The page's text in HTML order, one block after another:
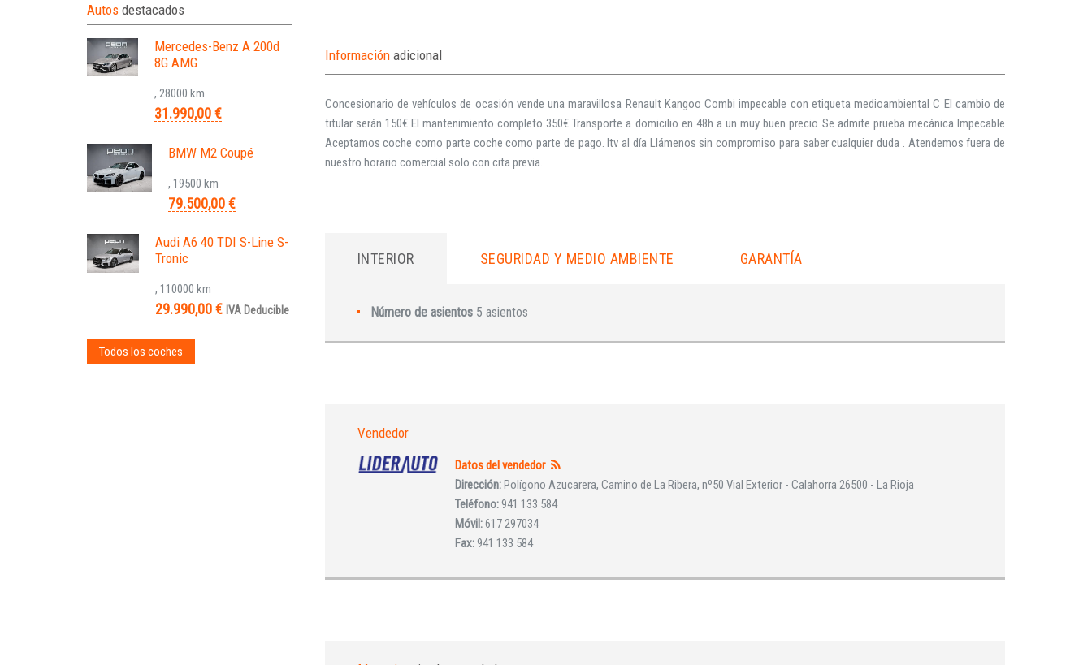
INICIAR SESIÓN
Información adicional
Concesionario de vehículos de ocasión vende una maravillosa Renault Kangoo Combi impecable con etiqueta medioambiental C El cambio de
titular serán 150€ El mantenimiento completo 350€ Transporte a domicilio en 48h a un muy buen precio Se admite prueba mecánica Impecable
Aceptamos coche como parte coche como parte de pago. Itv al día Llámenos sin compromiso para saber cualquier duda . Atendemos fuera de
nuestro horario comercial solo con cita previa.
INTERIOR SEGURIDAD Y MEDIO AMBIENTE GARANTÍA
Número de asientos 5 asientos
Vendedor
Datos del vendedor
Dirección:Polígono Azucarera, Camino de La Ribera, nº50 Vial Exterior - Calahorra 26500 - La Rioja
Teléfono:941 133 584
Móvil:617 297034
Fax:941 133 584
Autos destacados
Mercedes-Benz A 200d
8G AMG
, 28000 km
31.990,00 €
BMW M2 Coupé
, 19500 km
79.500,00 €
Audi A6 40 TDI S-Line S-
Tronic
, 110000 km
29.990,00 €IVA Deducible
Todos los coches